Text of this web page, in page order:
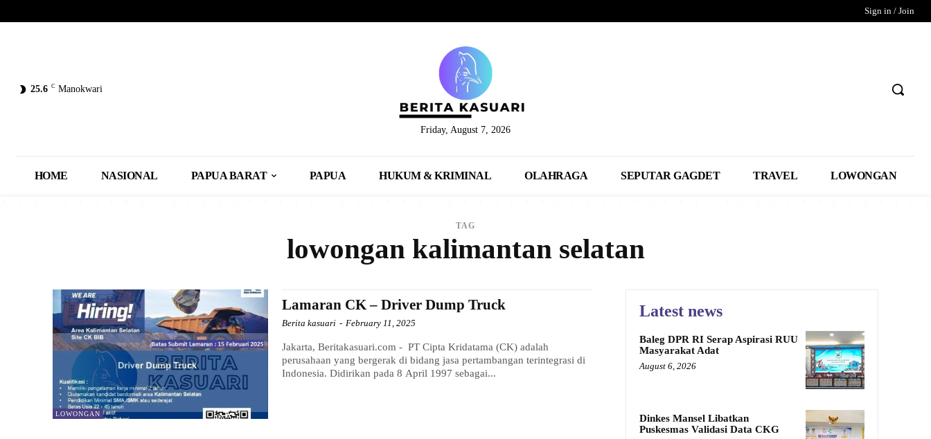
Sign in / Join
25.6 C Manokwari
Friday, August 7, 2026
HOME NASIONAL PAPUA BARAT PAPUA HUKUM & KRIMINAL OLAHRAGA SEPUTAR GAGDET TRAVEL LOWONGAN
TAG
lowongan kalimantan selatan
LOWONGAN
Lamaran CK – Driver Dump Truck
Berita kasuari - February 11, 2025
Jakarta, Beritakasuari.com - PT Cipta Kridatama (CK) adalah
perusahaan yang bergerak di bidang jasa pertambangan terintegrasi di
Indonesia. Didirikan pada 8 April 1997 sebagai...
Latest news
Baleg DPR RI Serap Aspirasi RUU
Masyarakat Adat
August 6, 2026
Dinkes Mansel Libatkan
Puskesmas Validasi Data CKG